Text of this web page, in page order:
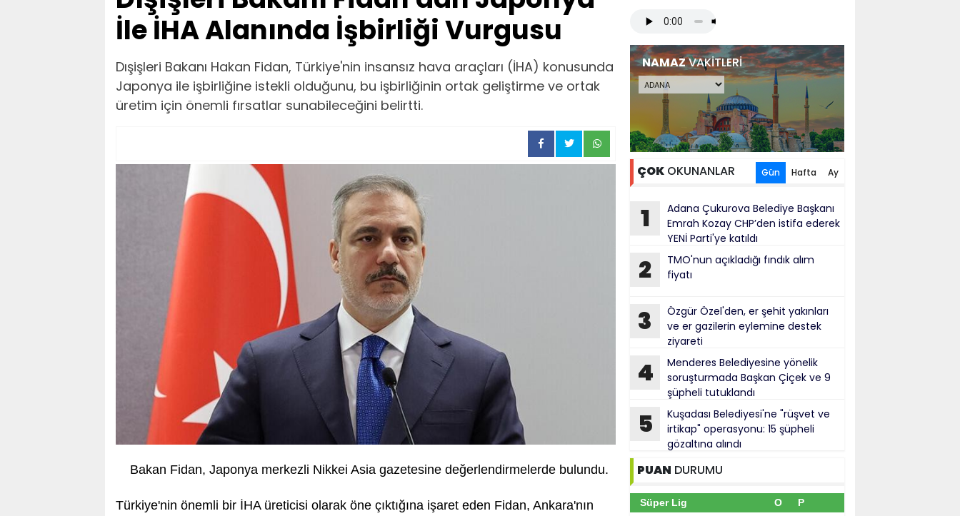
İle İHA Alanında İşbirliği Vurgusu
Dışişleri Bakanı Hakan Fidan, Türkiye'nin insansız hava araçları (İHA) konusunda
Japonya ile işbirliğine istekli olduğunu, bu işbirliğinin ortak geliştirme ve ortak
üretim için önemli fırsatlar sunabileceğini belirtti.
Bakan Fidan, Japonya merkezli Nikkei Asia gazetesine değerlendirmelerde bulundu.
Türkiye'nin önemli bir İHA üreticisi olarak öne çıktığına işaret eden Fidan, Ankara'nın
NAMAZVAKİTLERİ
ÇOK OKUNANLAR Gün Hafta Ay
1
Adana Çukurova Belediye Başkanı
Emrah Kozay CHP’den istifa ederek
YENİ Parti'ye katıldı
2
TMO'nun açıkladığı fındık alım
fiyatı
3
Özgür Özel'den, er şehit yakınları
ve er gazilerin eylemine destek
ziyareti
4
Menderes Belediyesine yönelik
soruşturmada Başkan Çiçek ve 9
şüpheli tutuklandı
5
Kuşadası Belediyesi'ne "rüşvet ve
irtikap" operasyonu: 15 şüpheli
gözaltına alındı
PUAN DURUMU
Süper Lig O P